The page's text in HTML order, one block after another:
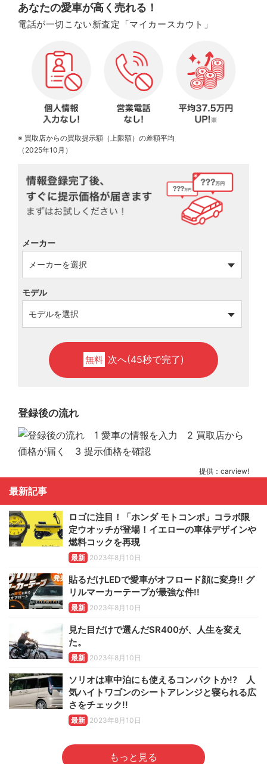
あなたの愛車が高く売れる！
電話が一切こない新査定「マイカースカウト」
※ 買取店からの買取提示額（上限額）の差額平均
（2025年10月）
メーカー
モデル
無料 次へ(45秒で完了)
登録後の流れ
提供：carview!
最新記事
ロゴに注目！「ホンダ モトコンポ」コラボ限
定ウオッチが登場！イエローの車体デザインや
燃料コックを再現
最新 2023年8月10日
貼るだけLEDで愛車がオフロード顔に変身!! グ
リルマーカーテープが最強な件!!
最新 2023年8月10日
見た目だけで選んだSR400が、人生を変え
た。
最新 2023年8月10日
ソリオは車中泊にも使えるコンパクトか!? 人
気ハイトワゴンのシートアレンジと寝られる広
さをチェック!!
最新 2023年8月10日
もっと見る